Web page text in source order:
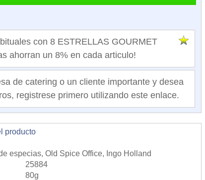
con 8 ESTRELLAS GOURMET
ahorran un 8% en cada articulo!
de catering o un cliente importante y desea
registrese primero utilizando este enlace.
producto
especias, Old Spice Office, Ingo Holland
25884
80g